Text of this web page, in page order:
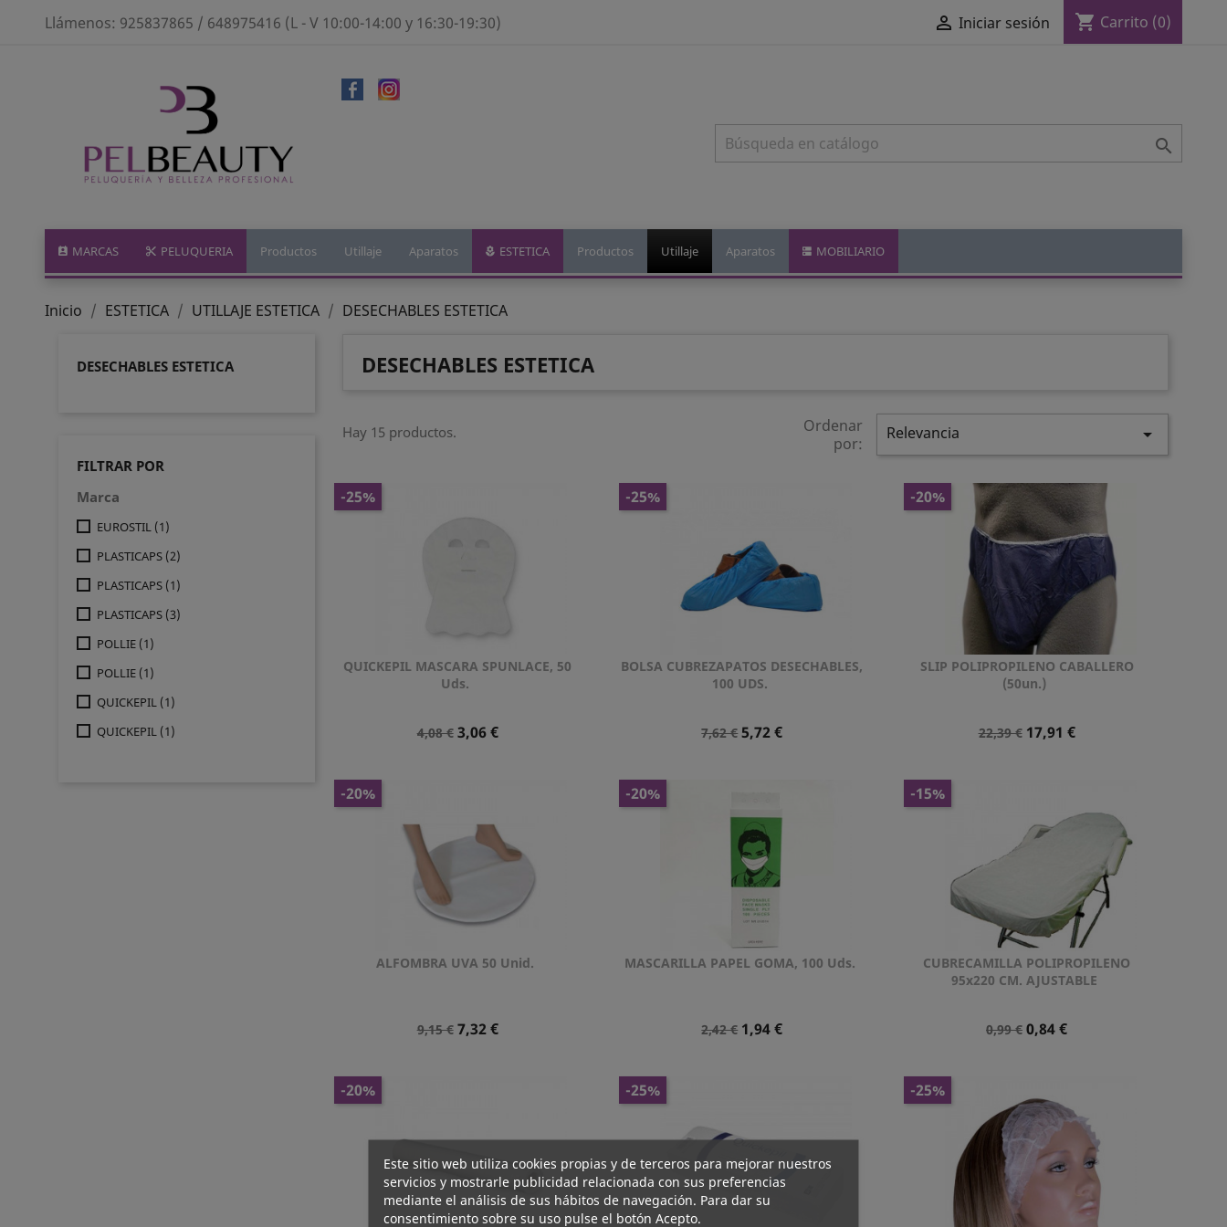
Llámenos: 925837865 / 648975416 (L - V 10:00-14:00 y 16:30-19:30)  Iniciar sesión shopping_cart Carrito (0)

MARCAS PELUQUERIA Productos Utillaje Aparatos ESTETICA Productos Utillaje Aparatos MOBILIARIO
Inicio ESTETICA UTILLAJE ESTETICA DESECHABLES ESTETICA
DESECHABLES ESTETICA
FILTRAR POR
Marca
EUROSTIL (1)
PLASTICAPS (2)
PLASTICAPS (1)
PLASTICAPS (3)
POLLIE (1)
POLLIE (1)
QUICKEPIL (1)
QUICKEPIL (1)
DESECHABLES ESTETICA
Hay 15 productos.
Ordenar
por:
Relevancia 
QUICKEPIL MASCARA SPUNLACE, 50
Uds.
Precio
4,08 € Precio
3,06 €
-25%
Vista rápida
BOLSA CUBREZAPATOS DESECHABLES,
100 UDS.
Precio
7,62 € Precio
5,72 €
-25%
Vista rápida
SLIP POLIPROPILENO CABALLERO
(50un.)
Precio
22,39 € Precio
17,91 €
-20%
Vista rápida
ALFOMBRA UVA 50 Unid.
Precio
9,15 € Precio
7,32 €
-20%
Vista rápida MASCARILLA PAPEL GOMA, 100 Uds.
Precio
2,42 € Precio
1,94 €
-20%
 Vista rápida
CUBRECAMILLA POLIPROPILENO
95x220 CM. AJUSTABLE
Precio
0,99 € Precio
0,84 €
-15%
Vista rápida
-20% -25% -25%
Este sitio web utiliza cookies propias y de terceros para mejorar nuestros
servicios y mostrarle publicidad relacionada con sus preferencias
mediante el análisis de sus hábitos de navegación. Para dar su
consentimiento sobre su uso pulse el botón Acepto.